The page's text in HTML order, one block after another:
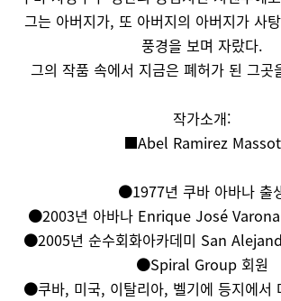
그는 아버지가, 또 아버지의 아버지가 사
풍경을 보며 자랐다.
그의 작품 속에서 지금은 폐허가 된 그곳
작가소개:
■Abel Ramirez Massot
●1977년 쿠바 아바나 출
●2003년 아바나 Enrique José Varona
●2005년 순수회화아카데미 San
●Spiral Group 회원
●쿠바, 미국, 이탈리아, 벨기에 등지에서